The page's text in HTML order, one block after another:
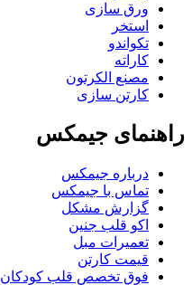
ورق سازی
استخر
تکواندو
کاراته
مصنع الکرتون
کارتن سازی
راهنمای جیمکس
درباره جیمکس
تماس با جیمکس
گزارش مشکل
اکو قلب جنین
تعمیرات مبل
قیمت کارتن
فوق تخصص قلب کودکان